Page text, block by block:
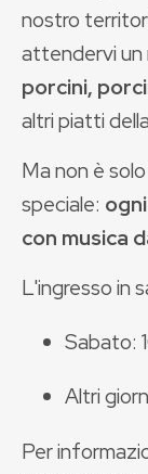
nostro
attendervi un
porcini,
altri piatti
Ma non è
speciale:
con musica
L'ingresso in
Sabato:
Altri
Per